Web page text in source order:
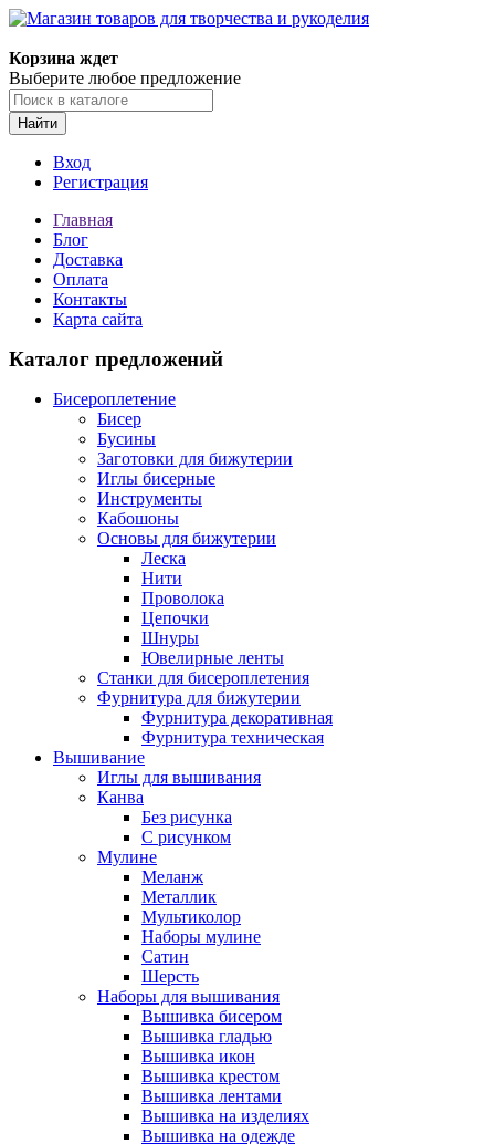
Корзина ждет
Выберите любое предложение
Найти
Вход
Регистрация
Главная
Блог
Доставка
Оплата
Контакты
Карта сайта
Каталог предложений
Бисероплетение
Бисер
Бусины
Заготовки для бижутерии
Иглы бисерные
Инструменты
Кабошоны
Основы для бижутерии
Леска
Нити
Проволока
Цепочки
Шнуры
Ювелирные ленты
Станки для бисероплетения
Фурнитура для бижутерии
Фурнитура декоративная
Фурнитура техническая
Вышивание
Иглы для вышивания
Канва
Без рисунка
С рисунком
Мулине
Меланж
Металлик
Мультиколор
Наборы мулине
Сатин
Шерсть
Наборы для вышивания
Вышивка бисером
Вышивка гладью
Вышивка икон
Вышивка крестом
Вышивка лентами
Вышивка на изделиях
Вышивка на одежде